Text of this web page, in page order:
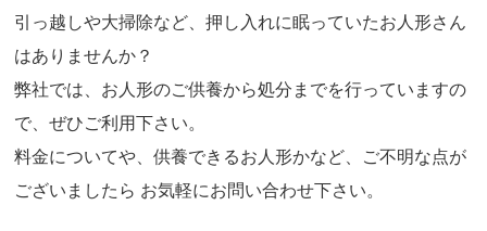
引っ越しや大掃除など、押し入れに眠っていたお人形さん
はありませんか？
弊社では、お人形のご供養から処分までを行っていますの
で、ぜひご利用下さい。
料金についてや、供養できるお人形かなど、ご不明な点が
ございましたら お気軽にお問い合わせ下さい。